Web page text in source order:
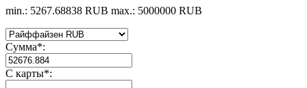
min.: 5267.68838 RUB max.: 5000000 RUB
Сумма*:
С карты*: